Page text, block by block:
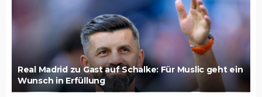
Real Madrid zu Gast auf Schalke: Für Muslic geht ein
Wunsch in Erfüllung